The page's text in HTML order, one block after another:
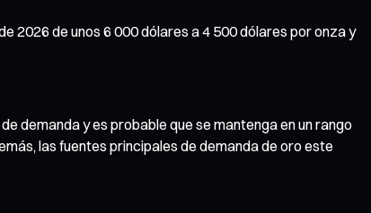
2026 de unos 6 000 dólares a 4 500 dólares por onza y
demanda y es probable que se mantenga en un rango
las fuentes principales de demanda de oro este